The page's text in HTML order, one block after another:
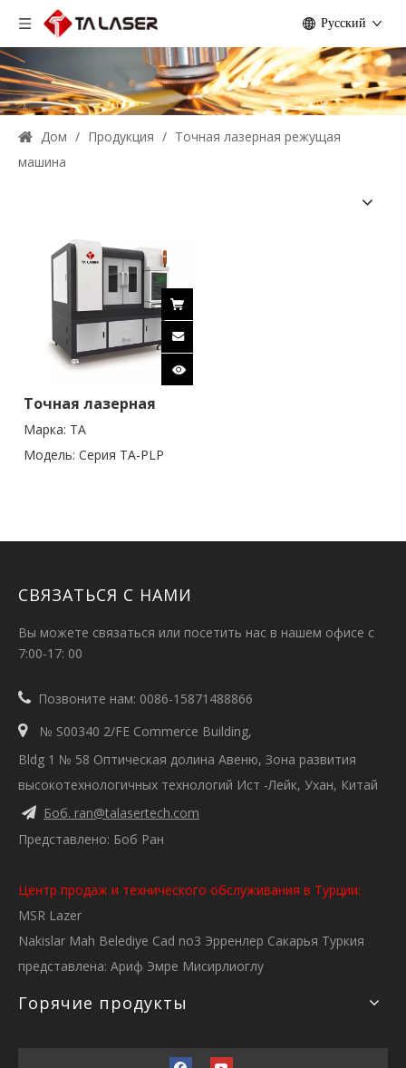
Pусский
Дом / Продукция / Точная лазерная режущая
машина
Точная лазерная
режущая машина
Марка: TA
Модель: Серия TA-PLP
СВЯЗАТЬСЯ С НАМИ
Вы можете связаться или посетить нас в нашем офисе с
7:00-17: 00
 Позвоните нам: 0086-15871488866

№ S00340 2/FE Commerce Building,
Bldg 1 № 58 Оптическая долина Авеню, Зона развития
высокотехнологичных технологий Ист -Лейк, Ухан, Китай

Боб. ran@talasertech.com
Представлено: Боб Ран
Центр продаж и технического обслуживания в Турции:
MSR Lazer
Nakislar Mah Belediye Cad no3 Эрренлер Сакарья Туркия
представлена: Ариф Эмре Мисирлиоглу
Горячие продукты